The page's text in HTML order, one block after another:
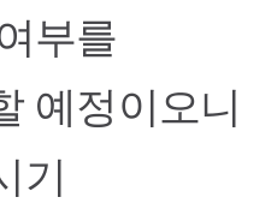
부를
예정이오니
기